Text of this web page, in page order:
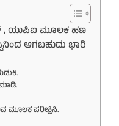
ಯುಪಿಐ ಮೂಲಕ ಹಣ
ಆಗಬಹುದು ಭಾರಿ
ಮೂಲಕ ಪರೀಕ್ಷಿಸಿ.